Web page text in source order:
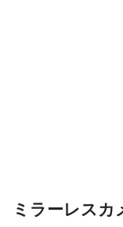
ミラーレス